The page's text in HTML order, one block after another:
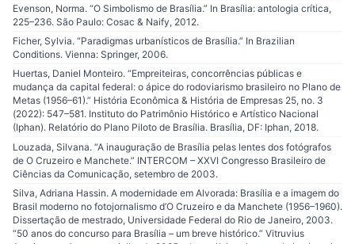
Evenson, Norma. “O Simbolismo de Brasília.” In Brasília: antologia crítica,
225–236. São Paulo: Cosac & Naify, 2012.
Ficher, Sylvia. “Paradigmas urbanísticos de Brasília.” In Brazilian
Conditions. Vienna: Springer, 2006.
Huertas, Daniel Monteiro. “Empreiteiras, concorrências públicas e
mudança da capital federal: o ápice do rodoviarismo brasileiro no Plano de
Metas (1956–61).” História Econômica & História de Empresas 25, no. 3
(2022): 547–581. Instituto do Patrimônio Histórico e Artístico Nacional
(Iphan). Relatório do Plano Piloto de Brasília. Brasília, DF: Iphan, 2018.
Louzada, Silvana. “A inauguração de Brasília pelas lentes dos fotógrafos
de O Cruzeiro e Manchete.” INTERCOM – XXVI Congresso Brasileiro de
Ciências da Comunicação, setembro de 2003.
Silva, Adriana Hassin. A modernidade em Alvorada: Brasília e a imagem do
Brasil moderno no fotojornalismo d’O Cruzeiro e da Manchete (1956–1960).
Dissertação de mestrado, Universidade Federal do Rio de Janeiro, 2003.
“50 anos do concurso para Brasília – um breve histórico.” Vitruvius